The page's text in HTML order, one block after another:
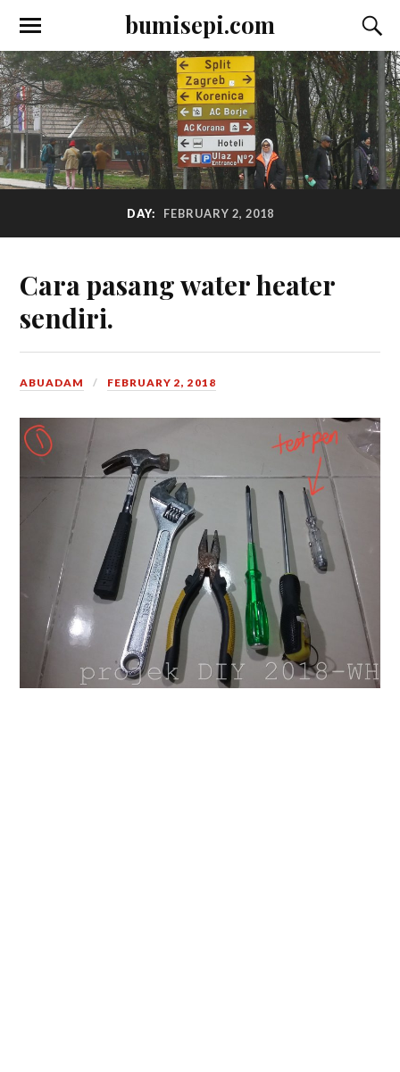
bumisepi.com
DAY: FEBRUARY 2, 2018
Cara pasang water heater
sendiri.
ABUADAM FEBRUARY 2, 2018